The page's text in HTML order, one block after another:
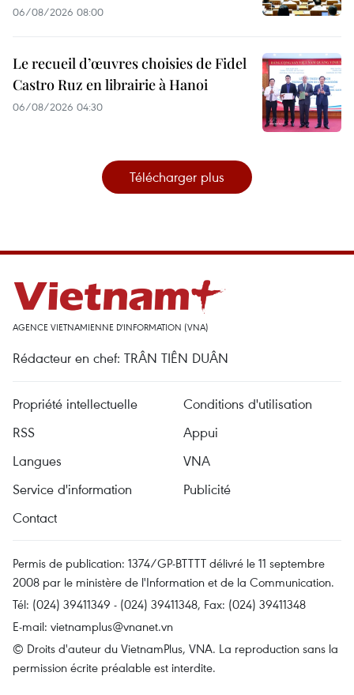
06/08/2026 08:00
Le recueil d’œuvres choisies de Fidel
Castro Ruz en librairie à Hanoi
06/08/2026 04:30
Télécharger plus
AGENCE VIETNAMIENNE D'INFORMATION (VNA)
Rédacteur en chef: TRÂN TIÊN DUÂN
Propriété intellectuelle
Conditions d'utilisation
RSS
Appui
Langues
VNA
Service d'information
Publicité
Contact
Permis de publication: 1374/GP-BTTTT délivré le 11 septembre
2008 par le ministère de l'Information et de la Communication.
Tél: (024) 39411349 - (024) 39411348, Fax: (024) 39411348
E-mail: vietnamplus@vnanet.vn
© Droits d'auteur du VietnamPlus, VNA. La reproduction sans la
permission écrite préalable est interdite.